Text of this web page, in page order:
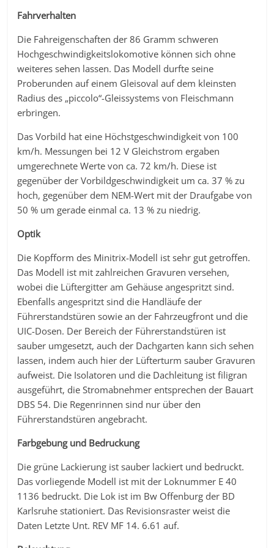
Fahrverhalten
Die Fahreigenschaften der 86 Gramm schweren
Hochgeschwindigkeitslokomotive können sich ohne
weiteres sehen lassen. Das Modell durfte seine
Proberunden auf einem Gleisoval auf dem kleinsten
Radius des „piccolo“-Gleissystems von Fleischmann
erbringen.
Das Vorbild hat eine Höchstgeschwindigkeit von 100
km/h. Messungen bei 12 V Gleichstrom ergaben
umgerechnete Werte von ca. 72 km/h. Diese ist
gegenüber der Vorbildgeschwindigkeit um ca. 37 % zu
hoch, gegenüber dem NEM-Wert mit der Draufgabe von
50 % um gerade einmal ca. 13 % zu niedrig.
Optik
Die Kopfform des Minitrix-Modell ist sehr gut getroffen.
Das Modell ist mit zahlreichen Gravuren versehen,
wobei die Lüftergitter am Gehäuse angespritzt sind.
Ebenfalls angespritzt sind die Handläufe der
Führerstandstüren sowie an der Fahrzeugfront und die
UIC-Dosen. Der Bereich der Führerstandstüren ist
sauber umgesetzt, auch der Dachgarten kann sich sehen
lassen, indem auch hier der Lüfterturm sauber Gravuren
aufweist. Die Isolatoren und die Dachleitung ist filigran
ausgeführt, die Stromabnehmer entsprechen der Bauart
DBS 54. Die Regenrinnen sind nur über den
Führerstandstüren angebracht.
Farbgebung und Bedruckung
Die grüne Lackierung ist sauber lackiert und bedruckt.
Das vorliegende Modell ist mit der Loknummer E 40
1136 bedruckt. Die Lok ist im Bw Offenburg der BD
Karlsruhe stationiert. Das Revisionsraster weist die
Daten Letzte Unt. REV MF 14. 6.61 auf.